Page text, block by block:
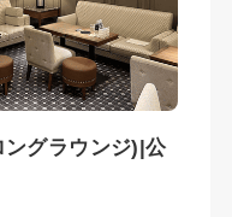
グラウンジ)|公